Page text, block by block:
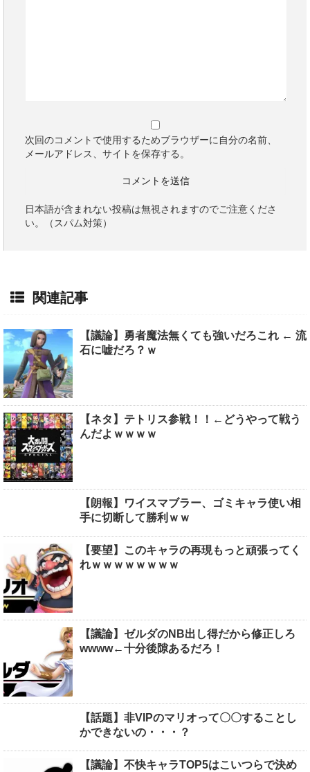
次回のコメントで使用するためブラウザーに自分の名前、
メールアドレス、サイトを保存する。
日本語が含まれない投稿は無視されますのでご注意くださ
い。（スパム対策）
関連記事
【議論】勇者魔法無くても強いだろこれ ← 流
石に嘘だろ？ｗ
【ネタ】テトリス参戦！！←どうやって戦う
んだよｗｗｗｗ
【朗報】ワイスマブラー、ゴミキャラ使い相
手に切断して勝利ｗｗ
【要望】このキャラの再現もっと頑張ってく
れｗｗｗｗｗｗｗｗ
【議論】ゼルダのNB出し得だから修正しろ
wwww←十分後隙あるだろ！
【話題】非VIPのマリオって〇〇することし
かできないの・・・？
【議論】不快キャラTOP5はこいつらで決め